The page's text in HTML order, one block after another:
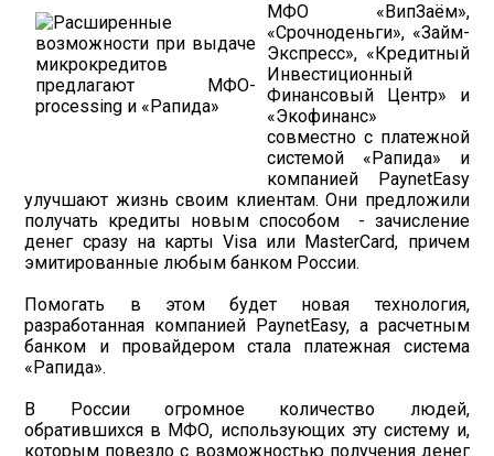
МФО «ВипЗаём»,
«Срочноденьги», «Займ-
Экспресс», «Кредитный
Инвестиционный
Финансовый Центр» и
«Экофинанс»
совместно с платежной
системой «Рапида» и
компанией PaynetEasy
улучшают жизнь своим клиентам. Они предложили
получать кредиты новым способом - зачисление
денег сразу на карты Visa или MasterCard, причем
эмитированные любым банком России.
Помогать в этом будет новая технология,
разработанная компанией PaynetEasy, а расчетным
банком и провайдером стала платежная система
«Рапида».
В России огромное количество людей,
обратившихся в МФО, использующих эту систему и,
которым повезло с возможностью получения денег